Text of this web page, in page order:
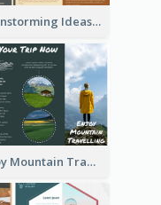
Brainstorming Ideas Brochure
Enjoy Mountain Travelling Brochure